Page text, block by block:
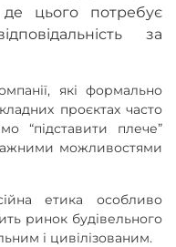
цього потребує
за
які формально
проєктах часто
“підставити плече”
можливостями
етика особливо
ринок будівельного
і цивілізованим.